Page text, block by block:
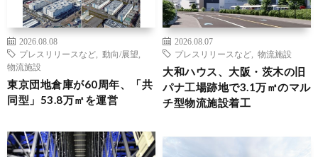
2026.08.08
プレスリリースなど
動向/展望
物流施設
東京団地倉庫が60周年、「共
同型」53.8万㎡を運営
2026.08.07
プレスリリースなど
物流施設
大和ハウス、大阪・茨木の旧
パナ工場跡地で3.1万㎡のマル
チ型物流施設着工